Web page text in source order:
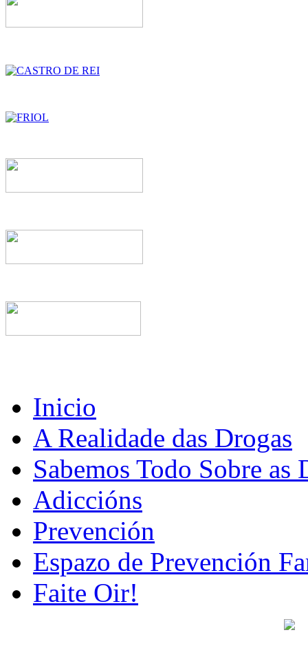
Inicio
A Realidade das Drogas
Sabemos Todo Sobre as
Adiccións
Prevención
Espazo de Prevención
Faite Oir!